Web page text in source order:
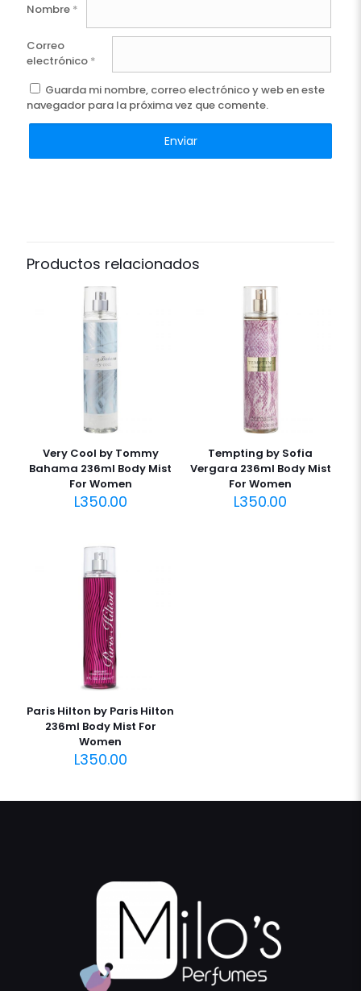
Nombre *
Correo
electrónico *
Guarda mi nombre, correo electrónico y web en este
navegador para la próxima vez que comente.
Productos relacionados
Very Cool by Tommy
Bahama 236ml Body Mist
For Women
L350.00
Tempting by Sofia
Vergara 236ml Body Mist
For Women
L350.00
Paris Hilton by Paris Hilton
236ml Body Mist For
Women
L350.00